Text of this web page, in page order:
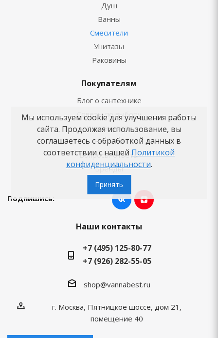
Душ
Ванны
Смесители
Унитазы
Раковины
Покупателям
Блог о сантехнике
Советы по выбору
Как заказать
Новости
Вопросы-ответы
Бренды
Подпишись:
Наши контакты
+7 (495) 125-80-77
+7 (926) 282-55-05
shop@vannabest.ru
г. Москва, Пятницкое шоссе, дом 21,
помещение 40
Мы используем cookie для улучшения работы
сайта. Продолжая использование, вы
соглашаетесь с обработкой данных в
соответствии с нашей Политикой
конфиденциальности.
Принять